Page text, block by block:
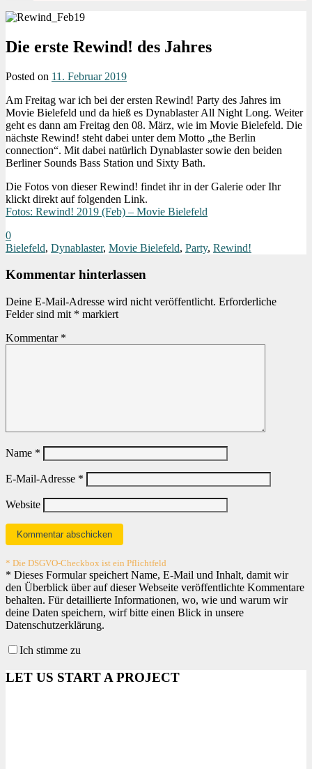
Die erste Rewind! des Jahres
Posted on 11. Februar 2019
Am Freitag war ich bei der ersten Rewind! Party des Jahres im
Movie Bielefeld und da hieß es Dynablaster All Night Long. Weiter
geht es dann am Freitag den 08. März, wie im Movie Bielefeld. Die
nächste Rewind! steht dabei unter dem Motto „the Berlin
connection“. Mit dabei natürlich Dynablaster sowie den beiden
Berliner Sounds Bass Station und Sixty Bath.
Die Fotos von dieser Rewind! findet ihr in der Galerie oder Ihr
klickt direkt auf folgenden Link.
Fotos: Rewind! 2019 (Feb) – Movie Bielefeld
0
Bielefeld, Dynablaster, Movie Bielefeld, Party, Rewind!
Kommentar hinterlassen
Deine E-Mail-Adresse wird nicht veröffentlicht. Erforderliche
Felder sind mit * markiert
Kommentar *
Name *
E-Mail-Adresse *
Website
* Die DSGVO-Checkbox ist ein Pflichtfeld
* Dieses Formular speichert Name, E-Mail und Inhalt, damit wir
den Überblick über auf dieser Webseite veröffentlichte Kommentare
behalten. Für detaillierte Informationen, wo, wie und warum wir
deine Daten speichern, wirf bitte einen Blick in unsere
Datenschutzerklärung.
Ich stimme zu
LET US START A PROJECT